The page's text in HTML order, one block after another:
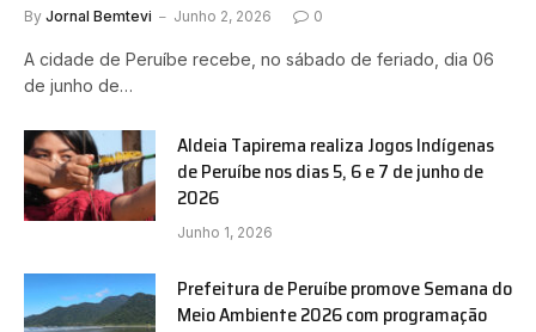
By Jornal Bemtevi Junho 2, 2026 0
A cidade de Peruíbe recebe, no sábado de feriado, dia 06
de junho de…
Aldeia Tapirema realiza Jogos Indígenas
de Peruíbe nos dias 5, 6 e 7 de junho de
2026
Junho 1, 2026
Prefeitura de Peruíbe promove Semana do
Meio Ambiente 2026 com programação